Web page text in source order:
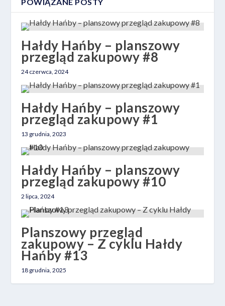
POWIĄZANE POSTY
Hałdy Hańby – planszowy
przegląd zakupowy #8
24 czerwca, 2024
Hałdy Hańby – planszowy
przegląd zakupowy #1
13 grudnia, 2023
Hałdy Hańby – planszowy
przegląd zakupowy #10
2 lipca, 2024
Planszowy przegląd
zakupowy – Z cyklu Hałdy
Hańby #13
18 grudnia, 2025